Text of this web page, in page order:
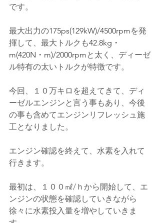
です。
最大出力の175ps(129kW)/4500rpmを発
揮して、最大トルクも42.8kg・
m(420N・m)/2000rpmと太く、ディーゼ
ル特有の太いトルクが特徴です。
今回、１０万キロを超えてきて、ディ
ーゼルエンジンと言う事もあり、今後
の事も含めてエンジンリフレッシュ施
工となりました。
エンジン確認を終えて、水素を入れて
行きます。
最初は、１００㎖/ｈから開始して、エ
ンジンの状態を確認していきながら
徐々に水素投入量を増やしていきま